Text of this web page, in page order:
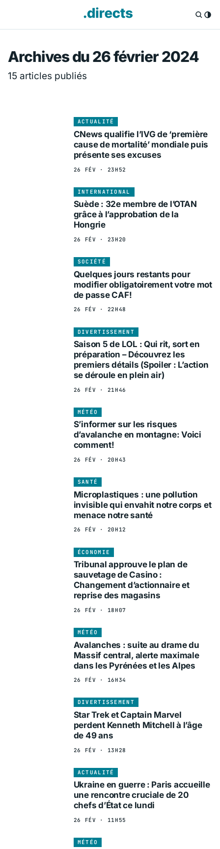
Directs.fr —
Archives du 26 février 2024
15 articles publiés
ACTUALITÉ
CNews qualifie l’IVG de ‘première
cause de mortalité’ mondiale puis
présente ses excuses
26 FÉV · 23H52
INTERNATIONAL
Suède : 32e membre de l’OTAN
grâce à l’approbation de la
Hongrie
26 FÉV · 23H20
SOCIÉTÉ
Quelques jours restants pour
modifier obligatoirement votre mot
de passe CAF!
26 FÉV · 22H48
DIVERTISSEMENT
Saison 5 de LOL : Qui rit, sort en
préparation – Découvrez les
premiers détails (Spoiler : L’action
se déroule en plein air)
26 FÉV · 21H46
MÉTÉO
S’informer sur les risques
d’avalanche en montagne: Voici
comment!
26 FÉV · 20H43
SANTÉ
Microplastiques : une pollution
invisible qui envahit notre corps et
menace notre santé
26 FÉV · 20H12
ÉCONOMIE
Tribunal approuve le plan de
sauvetage de Casino :
Changement d’actionnaire et
reprise des magasins
26 FÉV · 18H07
MÉTÉO
Avalanches : suite au drame du
Massif central, alerte maximale
dans les Pyrénées et les Alpes
26 FÉV · 16H34
DIVERTISSEMENT
Star Trek et Captain Marvel
perdent Kenneth Mitchell à l’âge
de 49 ans
26 FÉV · 13H28
ACTUALITÉ
Ukraine en guerre : Paris accueille
une rencontre cruciale de 20
chefs d’État ce lundi
26 FÉV · 11H55
MÉTÉO